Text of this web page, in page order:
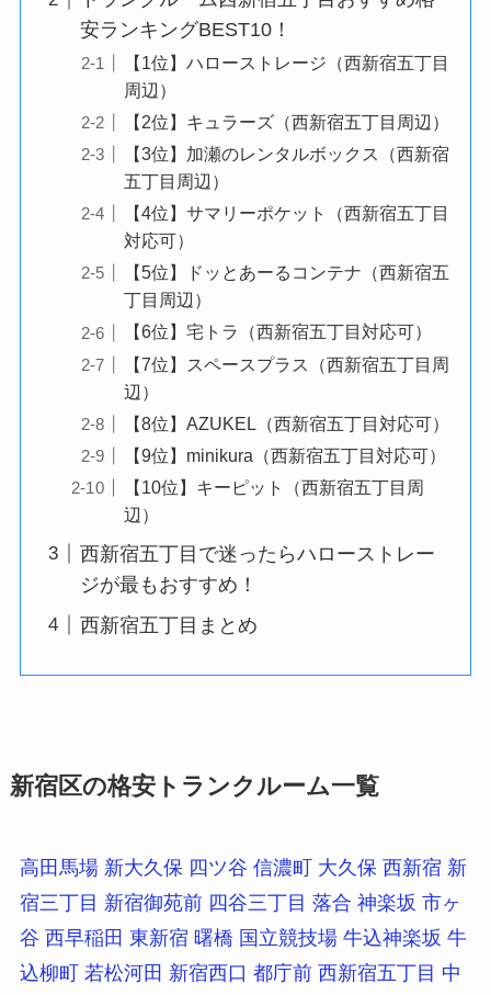
安ランキングBEST10！
【1位】ハローストレージ（西新宿五丁目
周辺）
【2位】キュラーズ（西新宿五丁目周辺）
【3位】加瀬のレンタルボックス（西新宿
五丁目周辺）
【4位】サマリーポケット（西新宿五丁目
対応可）
【5位】ドッとあーるコンテナ（西新宿五
丁目周辺）
【6位】宅トラ（西新宿五丁目対応可）
【7位】スペースプラス（西新宿五丁目周
辺）
【8位】AZUKEL（西新宿五丁目対応可）
【9位】minikura（西新宿五丁目対応可）
【10位】キーピット（西新宿五丁目周
辺）
西新宿五丁目で迷ったらハローストレー
ジが最もおすすめ！
西新宿五丁目まとめ
新宿区の格安トランクルーム一覧
高田馬場 新大久保 四ツ谷 信濃町 大久保 西新宿 新
宿三丁目 新宿御苑前 四谷三丁目 落合 神楽坂 市ヶ
谷 西早稲田 東新宿 曙橋 国立競技場 牛込神楽坂 牛
込柳町 若松河田 新宿西口 都庁前 西新宿五丁目 中